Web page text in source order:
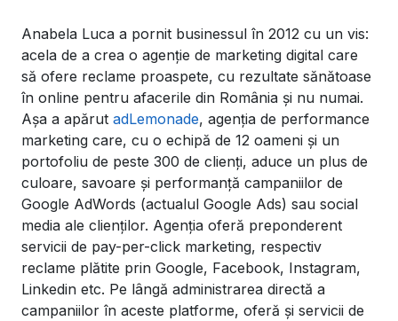
Anabela Luca a pornit businessul în 2012 cu un vis:
acela de a crea o agenție de marketing digital care
să ofere reclame proaspete, cu rezultate sănătoase
în online pentru afacerile din România și nu numai.
Așa a apărut adLemonade, agenția de performance
marketing care, cu o echipă de 12 oameni și un
portofoliu de peste 300 de clienți, aduce un plus de
culoare, savoare și performanță campaniilor de
Google AdWords (actualul Google Ads) sau social
media ale clienților. Agenția oferă preponderent
servicii de pay-per-click marketing, respectiv
reclame plătite prin Google, Facebook, Instagram,
Linkedin etc. Pe lângă administrarea directă a
campaniilor în aceste platforme, oferă și servicii de